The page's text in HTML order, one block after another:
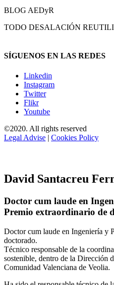
BLOG AEDyR
TODO DESALACIÓN
SÍGUENOS EN LAS REDES
Linkedin
Instagram
Twitter
Flikr
Youtube
©2020. All rights reserved
Legal Advise | Cookies Policy
David Santacreu
Doctor cum laude en
Premio extraordinario de
Doctor cum laude en Ingeniería y
doctorado.
Técnico responsable de la
sostenible, dentro de la Dirección
Comunidad Valenciana de Veolia.